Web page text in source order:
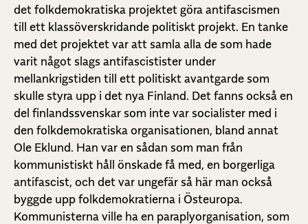
det folkdemokratiska projektet göra antifascismen
till ett klassöverskridande politiskt projekt. En tanke
med det projektet var att samla alla de som hade
varit något slags antifascistister under
mellankrigstiden till ett politiskt avantgarde som
skulle styra upp i det nya Finland. Det fanns också en
del finlandssvenskar som inte var socialister med i
den folkdemokratiska organisationen, bland annat
Ole Eklund. Han var en sådan som man från
kommunistiskt håll önskade få med, en borgerliga
antifascist, och det var ungefär så här man också
byggde upp folkdemokratierna i Östeuropa.
Kommunisterna ville ha en paraplyorganisation, som